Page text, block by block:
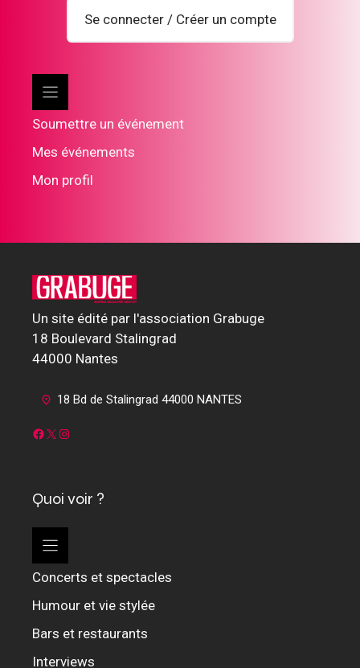
Se connecter / Créer un compte
Soumettre un événement
Mes événements
Mon profil
Un site édité par l'association Grabuge
18 Boulevard Stalingrad
44000 Nantes
18 Bd de Stalingrad 44000 NANTES
Facebook
X Instagram
Quoi voir ?
Concerts et spectacles
Humour et vie stylée
Bars et restaurants
Interviews